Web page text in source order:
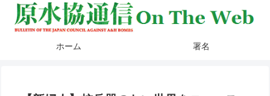
ホーム 署名